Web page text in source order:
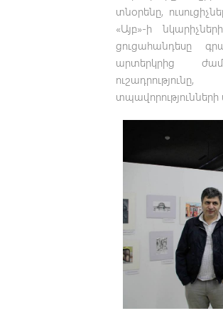
տնօրենը,
«Այբ»-ի
ցուցահանդեսը
արտերկրից